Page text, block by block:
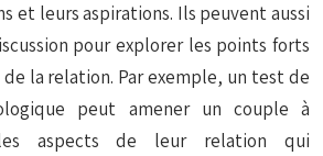
et leurs aspirations. Ils peuvent aussi
pour explorer les points forts
la relation. Par exemple, un test de
peut amener un couple à
aspects de leur relation qui